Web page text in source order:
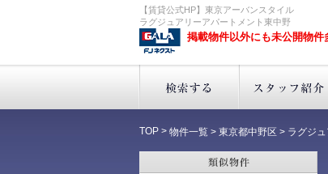
【賃貸公式HP】東京アーバンスタイル
ラグジュアリーアパートメント東中野
掲載物件以外にも未公開物件
TOP > 物件一覧 > 東京都中野区 > ラグジ